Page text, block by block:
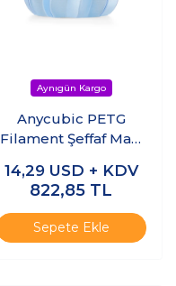
Anycubic PETG
Filament Şeffaf Mavi
14,29 USD + KDV
822,85 TL
Sepete Ekle